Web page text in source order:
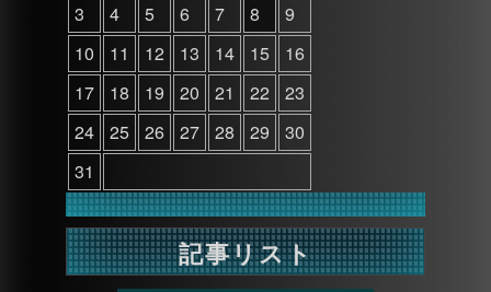
3
4 5 6 7 8
9
10
11 12 13 14 15
16
17
18 19 20 21 22
23
24
25 26 27 28 29
30
31
記事リスト